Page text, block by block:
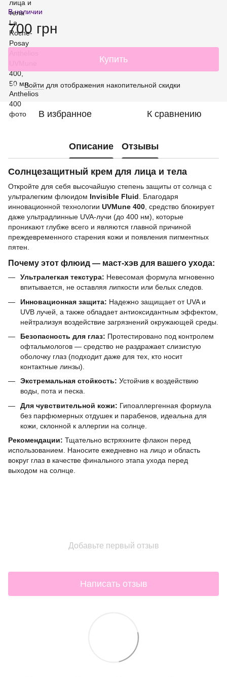
В наличии
700 грн
Купить
% Войти для отображения накопительной скидки
В избранное К сравнению
Описание Отзывы
Солнцезащитный крем для лица и тела
Откройте для себя высочайшую степень защиты от солнца с
ультралегким флюидом Invisible Fluid. Благодаря
инновационной технологии UVMune 400, средство блокирует
даже ультрадлинные UVA-лучи (до 400 нм), которые
проникают глубже всего и являются главной причиной
преждевременного старения кожи и появления пигментных
пятен.
Почему этот флюид — маст-хэв для вашего ухода:
Ультралегкая текстура: Невесомая формула мгновенно
впитывается, не оставляя липкости или белых следов.
Инновационная защита: Надежно защищает от UVA и
UVB лучей, а также обладает антиоксидантным эффектом,
нейтрализуя воздействие загрязнений окружающей среды.
Безопасность для глаз: Протестировано под контролем
офтальмологов — средство не раздражает слизистую
оболочку глаз (подходит даже для тех, кто носит
контактные линзы).
Экстремальная стойкость: Устойчив к воздействию
воды, пота и песка.
Для чувствительной кожи: Гипоаллергенная формула
без парфюмерных отдушек и парабенов, идеальна для
кожи, склонной к аллергии на солнце.
Рекомендации: Тщательно встряхните флакон перед
использованием. Наносите ежедневно на лицо и область
вокруг глаз в качестве финального этапа ухода перед
выходом на солнце.
Добавьте первый отзыв
Написать отзыв